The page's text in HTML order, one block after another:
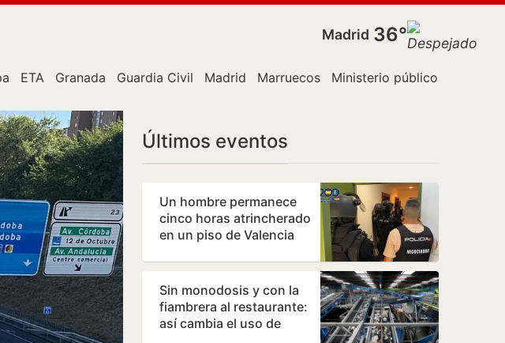
Madrid 36°
ETA Granada Guardia Civil Madrid Marruecos Ministerio público
Últimos eventos
Un hombre permanece
cinco horas atrincherado
en un piso de Valencia
Sin monodosis y con la
fiambrera al restaurante:
así cambia el uso de